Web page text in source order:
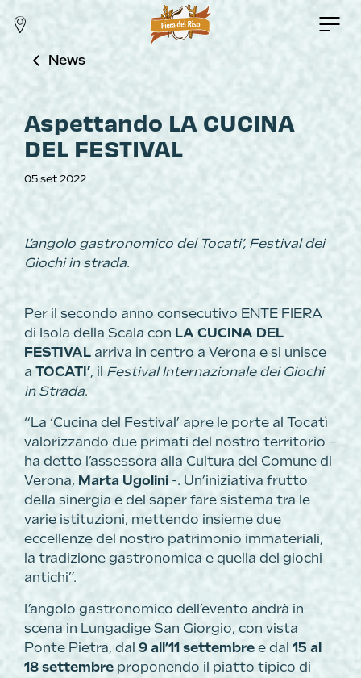
News
Aspettando LA CUCINA
DEL FESTIVAL
05 set 2022
L’angolo gastronomico del Tocati’, Festival dei
Giochi in strada.
Per il secondo anno consecutivo ENTE FIERA
di Isola della Scala con LA CUCINA DEL
FESTIVAL arriva in centro a Verona e si unisce
a TOCATI’, il Festival Internazionale dei Giochi
in Strada.
“La ‘Cucina del Festival’ apre le porte al Tocatì
valorizzando due primati del nostro territorio –
ha detto l’assessora alla Cultura del Comune di
Verona, Marta Ugolini -. Un’iniziativa frutto
della sinergia e del saper fare sistema tra le
varie istituzioni, mettendo insieme due
eccellenze del nostro patrimonio immateriali,
la tradizione gastronomica e quella del giochi
antichi”.
L’angolo gastronomico dell’evento andrà in
scena in Lungadige San Giorgio, con vista
Ponte Pietra, dal 9 all’11 settembre e dal 15 al
18 settembre proponendo il piatto tipico di